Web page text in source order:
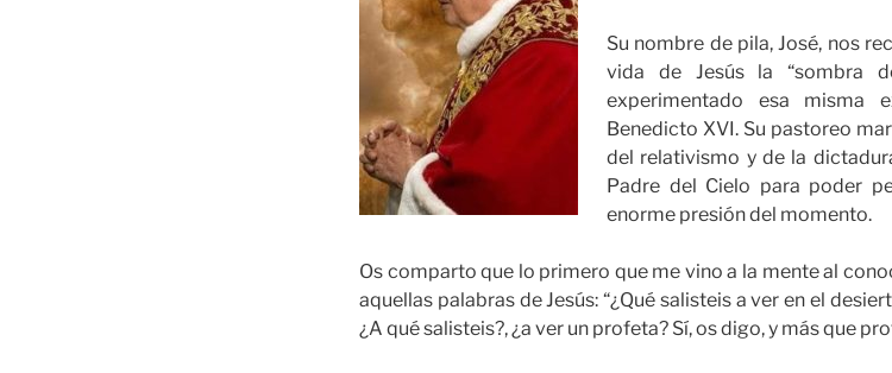
Su nombre de pila, José, nos
vida de Jesús la “sombra
experimentado esa misma
Benedicto XVI. Su pastoreo
del relativismo y de la
Padre del Cielo para poder
enorme presión del momento.
Os comparto que lo primero que me vino a la mente al
aquellas palabras de Jesús: “¿Qué salisteis a ver en el
¿A qué salisteis?, ¿a ver un profeta? Sí, os digo, y más que